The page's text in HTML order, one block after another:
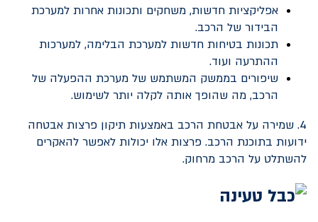
אפליקציות חדשות, משחקים ותכונות אחרות למערכת
הבידור של הרכב.
תכונות בטיחות חדשות למערכת הבלימה, למערכות
ההתרעה ועוד.
שיפורים בממשק המשתמש של מערכת ההפעלה של
הרכב, מה שהופך אותה לקלה יותר לשימוש.
4. שמירה על אבטחת הרכב באמצעות תיקון פרצות אבטחה
ידועות בתוכנת הרכב. פרצות אלו יכולות לאפשר להאקרים
להשתלט על הרכב מרחוק.